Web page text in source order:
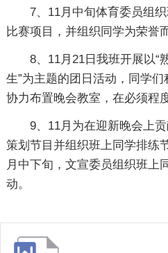
7、11月中旬体育委员组
比赛项目，并组织同学为荣誉
8、11月21日我班开展以“
生”为主题的团日活动，同学
协力布置晚会教室，在必须程
9、11月为在迎新晚会上
策划节目并组织班上同学排练
月中下旬，文宣委员组织班上
动。